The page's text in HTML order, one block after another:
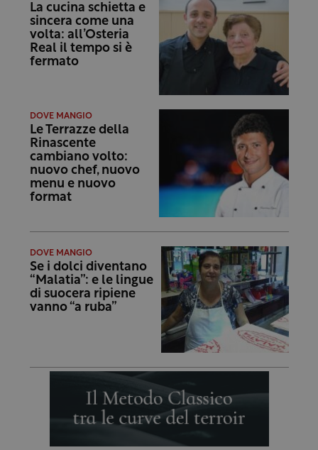
La cucina schietta e
sincera come una
volta: all’Osteria
Real il tempo si è
fermato
DOVE MANGIO
Le Terrazze della
Rinascente
cambiano volto:
nuovo chef, nuovo
menu e nuovo
format
DOVE MANGIO
Se i dolci diventano
“Malatia”: e le lingue
di suocera ripiene
vanno “a ruba”